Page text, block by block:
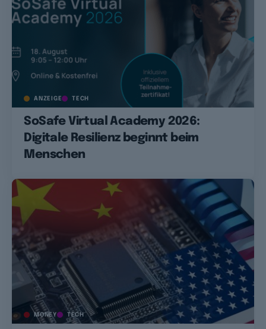
ANZEIGE TECH
SoSafe Virtual Academy 2026:
Digitale Resilienz beginnt beim
Menschen
MONEY TECH